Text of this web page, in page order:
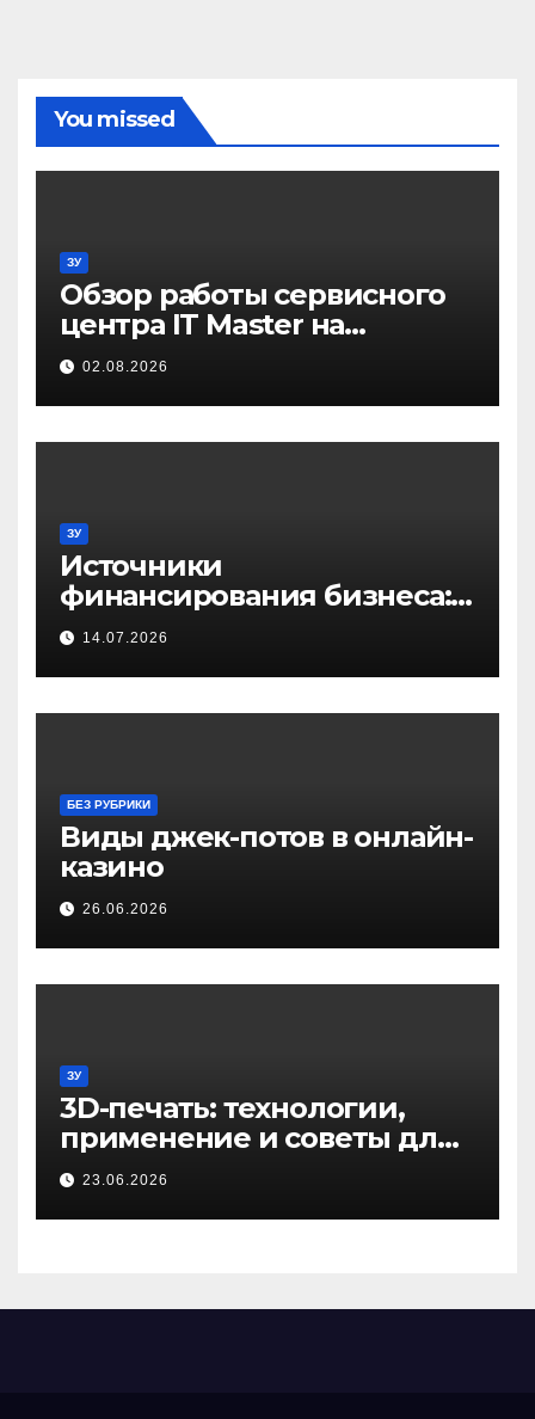
You missed
ЗУ
Обзор работы сервисного
центра IT Master на
примере ремонта
домашнего принтера
02.08.2026
ЗУ
Источники
финансирования бизнеса:
от собственных средств до
частных инвестиций
14.07.2026
БЕЗ РУБРИКИ
Виды джек-потов в онлайн-
казино
26.06.2026
ЗУ
3D-печать: технологии,
применение и советы для
начинающих
23.06.2026